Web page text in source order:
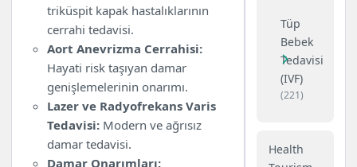
triküspit kapak hastalıklarının
cerrahi tedavisi.
Aort Anevrizma Cerrahisi:
Hayati risk taşıyan damar
genişlemelerinin onarımı.
Lazer ve Radyofrekans Varis
Tedavisi: Modern ve ağrısız
damar tedavisi.
Damar Onarımları:
Tüp
Bebek
Tedavisi
(IVF)
(221)
Health